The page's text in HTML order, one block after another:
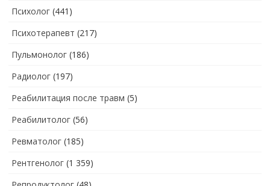
Психолог (441)
Психотерапевт (217)
Пульмонолог (186)
Радиолог (197)
Реабилитация после травм (5)
Реабилитолог (56)
Ревматолог (185)
Рентгенолог (1 359)